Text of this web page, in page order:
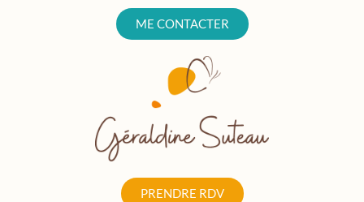
PRENDRE RDV
ME CONTACTER